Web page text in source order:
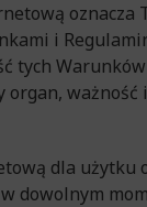
oznacza
i
tych
dla użytku
dowolnym